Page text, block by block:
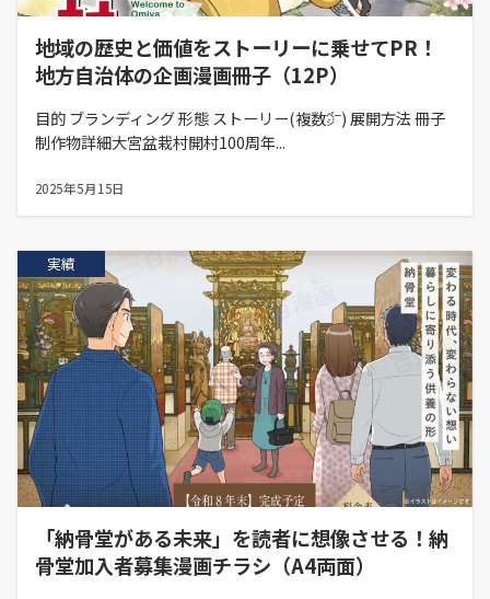
地域の歴史と価値をストーリーに乗せてPR！
地方自治体の企画漫画冊子（12P）
目的 ブランディング 形態 ストーリー(複数㌻) 展開方法 冊子
制作物詳細大宮盆栽村開村100周年...
2025年5月15日
実績
「納骨堂がある未来」を読者に想像させる！納
骨堂加入者募集漫画チラシ（A4両面）